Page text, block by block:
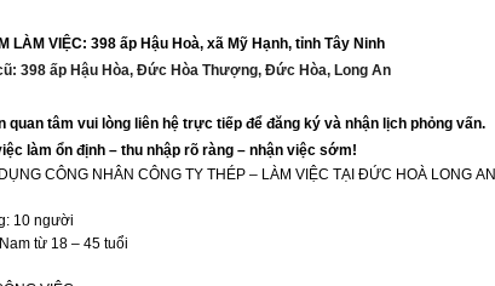
LÀM VIỆC: 398 ấp Hậu Hoà, xã Mỹ Hạnh, tỉnh Tây Ninh
398 ấp Hậu Hòa, Đức Hòa Thượng, Đức Hòa, Long An
quan tâm vui lòng liên hệ trực tiếp để đăng ký và nhận lịch phỏng vấn.
làm ổn định – thu nhập rõ ràng – nhận việc sớm!
CÔNG NHÂN CÔNG TY THÉP – LÀM VIỆC TẠI ĐỨC HOÀ LONG AN
10 người
từ 18 – 45 tuổi